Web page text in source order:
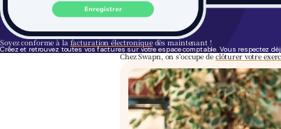
Soyez conforme à lafacturation électroniquedès maintenant !
Créez et retrouvez toutes vos factures sur votre espace comptable. Vous respectez
Chez Swapn, on s'occupe declôturer votre